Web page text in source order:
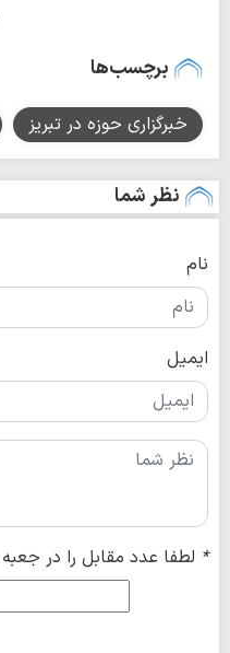
برچسب‌ها
خبرگزاری حوزه در تبریز
نظر شما
نام
ایمیل
* لطفا عدد مقابل را در